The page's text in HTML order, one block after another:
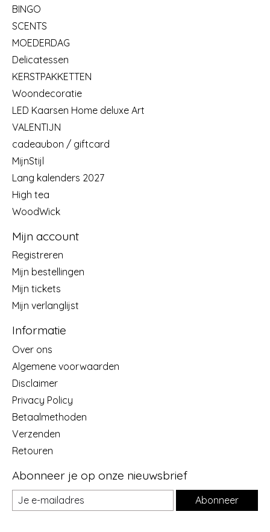
BINGO
SCENTS
MOEDERDAG
Delicatessen
KERSTPAKKETTEN
Woondecoratie
LED Kaarsen Home deluxe Art
VALENTIJN
cadeaubon / giftcard
MijnStijl
Lang kalenders 2027
High tea
WoodWick
Mijn account
Registreren
Mijn bestellingen
Mijn tickets
Mijn verlanglijst
Informatie
Over ons
Algemene voorwaarden
Disclaimer
Privacy Policy
Betaalmethoden
Verzenden
Retouren
Abonneer je op onze nieuwsbrief
Abonneer